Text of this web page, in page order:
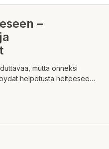
–
mutta onneksi
helpotusta helteeseen.
ja miellyttävän viileänä.